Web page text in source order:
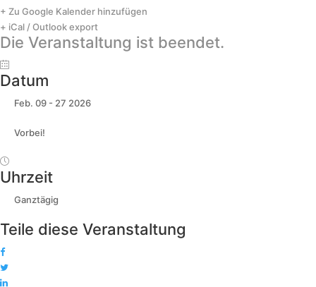
+ Zu Google Kalender hinzufügen
+ iCal / Outlook export
Die Veranstaltung ist beendet.
Datum
Feb. 09 - 27 2026
Vorbei!
Uhrzeit
Ganztägig
Teile diese Veranstaltung